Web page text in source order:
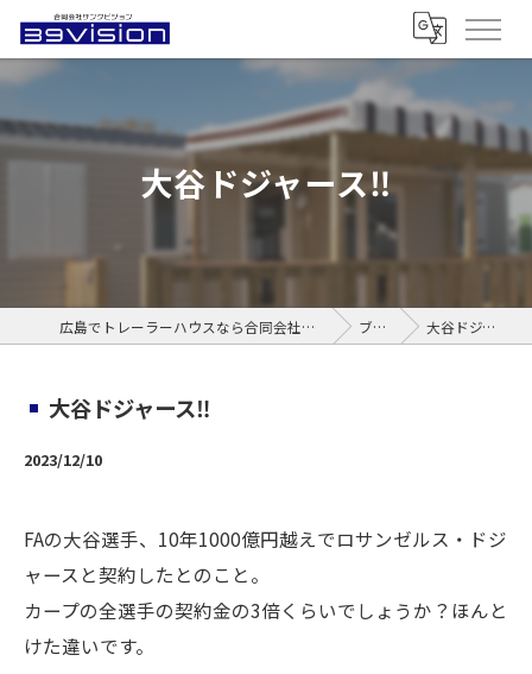
大谷ドジャース‼️
広島でトレーラーハウスなら合同会社サンクビジョン ブログ 大谷ドジャース‼️
大谷ドジャース‼️
2023/12/10
FAの大谷選手、10年1000億円越えでロサンゼルス・ドジ
ャースと契約したとのこと。
カープの全選手の契約金の3倍くらいでしょうか？ほんと
けた違いです。